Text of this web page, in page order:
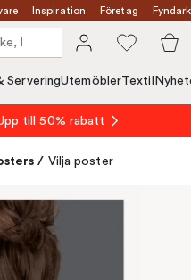
Inspiration Företag
ServeringUtemöblerTextil
till 50% rabatt
/ Vilja poster